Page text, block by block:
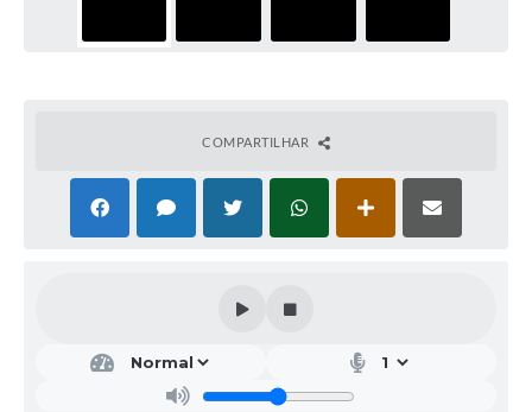
COMPARTILHAR